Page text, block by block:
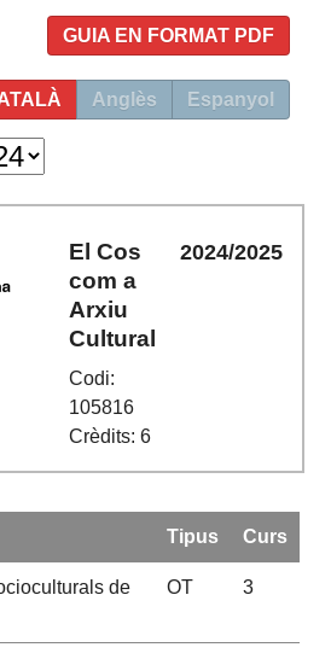
GUIA EN FORMAT PDF
Anglès Espanyol
El Cos
com a
Arxiu
Cultural
Codi:
105816
Crèdits: 6
2024/2025
Tipus Curs
de
OT 3